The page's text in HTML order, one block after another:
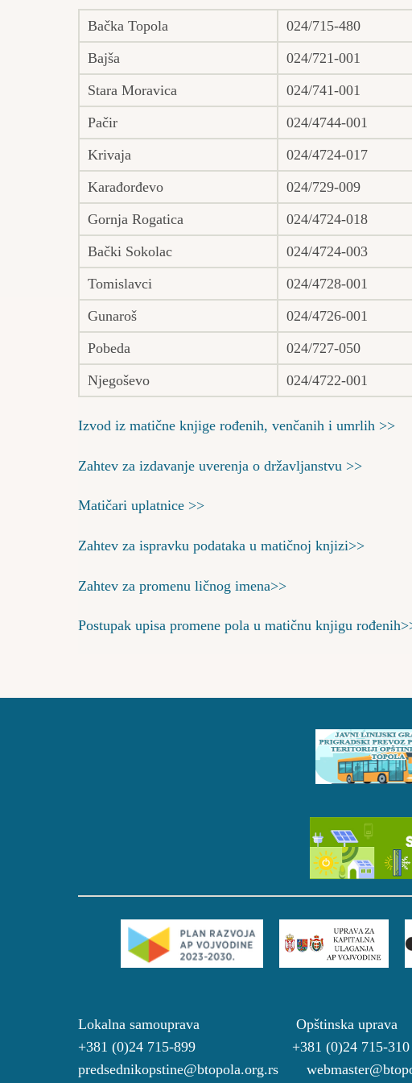
Bačka Topola 024/715-480
Bajša
024/721-001
Stara Moravica
024/741-001
Pačir
024/4744-001
Krivaja
024/4724-017
Karađorđevo
024/729-009
Gornja Rogatica
024/4724-018
Bački Sokolac
024/4724-003
Tomislavci
024/4728-001
Gunaroš
024/4726-001
Pobeda
024/727-050
Njegoševo
024/4722-001
Izvod iz matične knjige rođenih, venčanih i umrlih >>
Zahtev za izdavanje uverenja o državljanstvu >>
Matičari uplatnice >>
Zahtev za ispravku podataka u matičnoj knjizi>>
Zahtev za promenu ličnog imena>>
Postupak upisa promene pola u matičnu knjigu
Lokalna samouprava Opštinska
+381 (0)24 715-899 +381 (0)24 715-
predsednikopstine@btopola.org.rs